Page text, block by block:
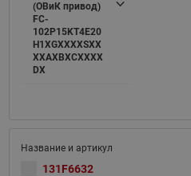
(ОВиК привод)
FC-
102P15KT4E20
H1XGXXXXSXX
XXAXBXCXXXX
DX
131F6632